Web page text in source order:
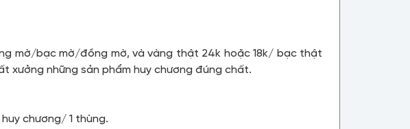
mờ/bạc mờ/đồng mờ, và vàng thật 24k hoặc 18k/ bạc thật
xưởng những sản phẩm huy chương đúng chất.
chương/ 1 thùng.